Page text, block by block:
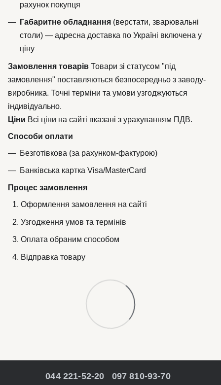
рахунок покупця
Габаритне обладнання (верстати, зварювальні
столи) — адресна доставка по Україні включена у
ціну
Замовлення товарів Товари зі статусом "під
замовлення" поставляються безпосередньо з заводу-
виробника. Точні терміни та умови узгоджуються
індивідуально.
Ціни Всі ціни на сайті вказані з урахуванням ПДВ.
Способи оплати
Безготівкова (за рахунком-фактурою)
Банківська картка Visa/MasterCard
Процес замовлення
Оформлення замовлення на сайті
Узгодження умов та термінів
Оплата обраним способом
Відправка товару
044 221-52-20 097 810-93-70